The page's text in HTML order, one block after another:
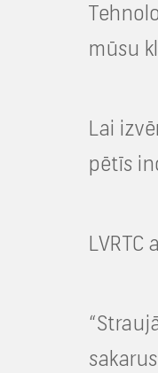
mūsu
Lai
pētīs